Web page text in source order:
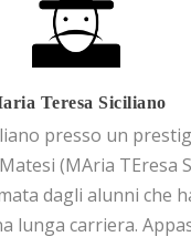
Teresa Siciliano
presso un
(MAria TEresa
dagli alunni che
lunga carriera.